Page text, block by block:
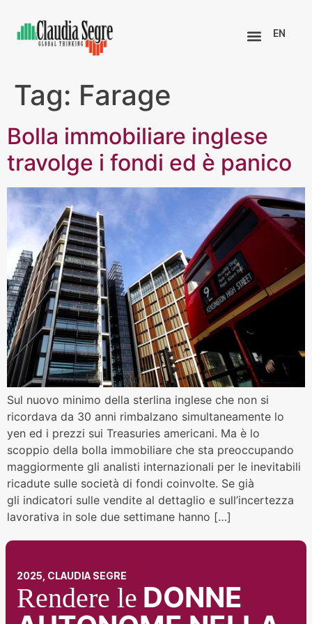
EN
Tag: Farage
Bolla immobiliare inglese
travolge i fondi ed è panico
Sul nuovo minimo della sterlina inglese che non si
ricordava da 30 anni rimbalzano simultaneamente lo
yen ed i prezzi sui Treasuries americani. Ma è lo
scoppio della bolla immobiliare che sta preoccupando
maggiormente gli analisti internazionali per le inevitabili
ricadute sulle società di fondi coinvolte. Se già
gli indicatori sulle vendite al dettaglio e sull’incertezza
lavorativa in sole due settimane hanno […]
2025, CLAUDIA SEGRE
Rendere le DONNE